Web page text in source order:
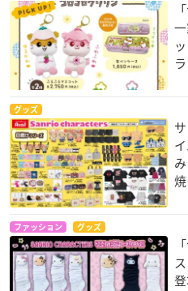
グッズ
ファッション グッズ